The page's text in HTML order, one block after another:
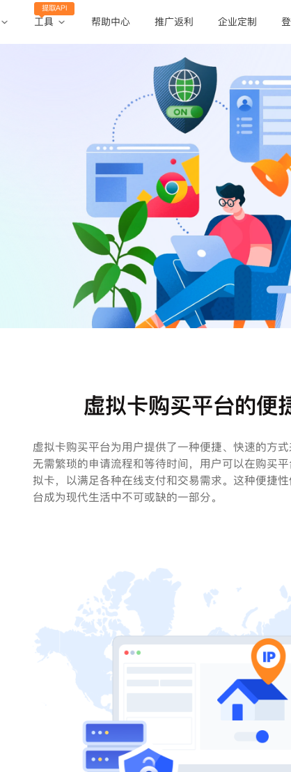
工具
提取API
帮助中心 推广返利 企业定制
虚拟卡购买平台的便
虚拟卡购买平台为用户提供了一种便捷、快速的方式
无需繁琐的申请流程和等待时间，用户可以在购买
拟卡，以满足各种在线支付和交易需求。这种便捷
台成为现代生活中不可或缺的一部分。